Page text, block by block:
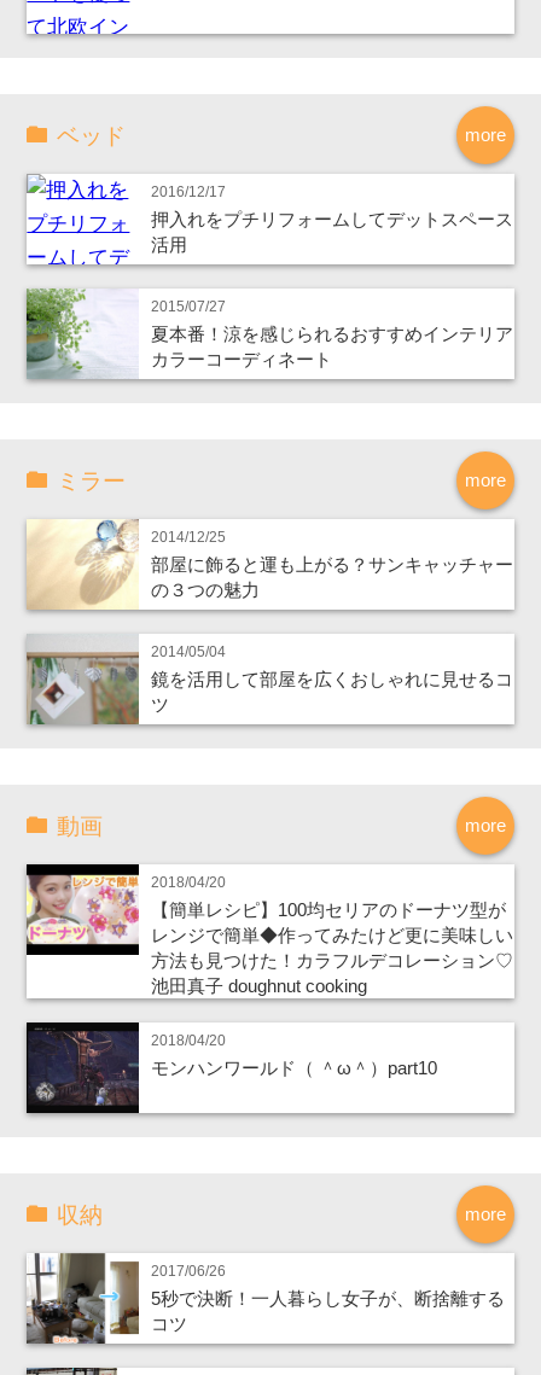
more
ベッド
2016/12/17
押入れをプチリフォームしてデットスペース
活用
2015/07/27
夏本番！涼を感じられるおすすめインテリア
カラーコーディネート
more
ミラー
2014/12/25
部屋に飾ると運も上がる？サンキャッチャー
の３つの魅力
2014/05/04
鏡を活用して部屋を広くおしゃれに見せるコ
ツ
more
動画
2018/04/20
【簡単レシピ】100均セリアのドーナツ型が
レンジで簡単◆作ってみたけど更に美味しい
方法も見つけた！カラフルデコレーション♡
池田真子 doughnut cooking
2018/04/20
モンハンワールド（ ＾ω＾）part10
more
収納
2017/06/26
5秒で決断！一人暮らし女子が、断捨離する
コツ